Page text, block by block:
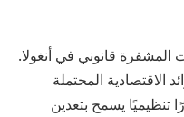
العملات المشفرة قانوني في أنغولا.
الاقتصادية المحتملة
تنظيميًا يسمح بتعدين